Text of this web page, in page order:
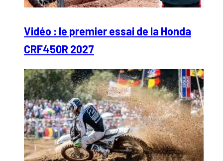
Vidéo : le premier essai de la Honda
CRF450R 2027